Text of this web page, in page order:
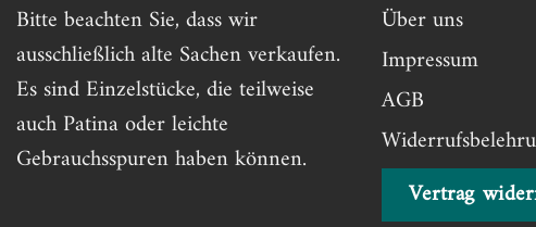
Bitte beachten Sie, dass wir
ausschließlich alte Sachen verkaufen.
Es sind Einzelstücke, die teilweise
auch Patina oder leichte
Gebrauchsspuren haben können.
Über uns
Impressum
AGB
Vertrag